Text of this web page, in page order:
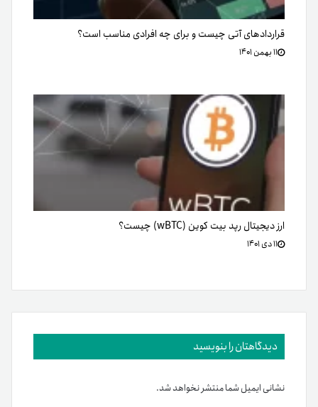
قراردادهای آتی چیست و برای چه افرادی مناسب است؟
۱۱ بهمن ۱۴۰۱
ارز دیجیتال رپد بیت کوین (wBTC) چیست؟
۱۱ دی ۱۴۰۱
دیدگاهتان را بنویسید
نشانی ایمیل شما منتشر نخواهد شد.